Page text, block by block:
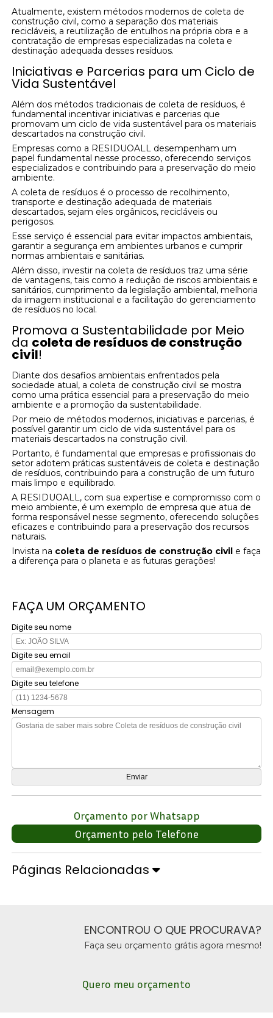
Atualmente, existem métodos modernos de coleta de
construção civil, como a separação dos materiais
recicláveis, a reutilização de entulhos na própria obra e a
contratação de empresas especializadas na coleta e
destinação adequada desses resíduos.
Iniciativas e Parcerias para um Ciclo de
Vida Sustentável
Além dos métodos tradicionais de coleta de resíduos, é
fundamental incentivar iniciativas e parcerias que
promovam um ciclo de vida sustentável para os materiais
descartados na construção civil.
Empresas como a RESIDUOALL desempenham um
papel fundamental nesse processo, oferecendo serviços
especializados e contribuindo para a preservação do meio
ambiente.
A coleta de resíduos é o processo de recolhimento,
transporte e destinação adequada de materiais
descartados, sejam eles orgânicos, recicláveis ou
perigosos.
Esse serviço é essencial para evitar impactos ambientais,
garantir a segurança em ambientes urbanos e cumprir
normas ambientais e sanitárias.
Além disso, investir na coleta de resíduos traz uma série
de vantagens, tais como a redução de riscos ambientais e
sanitários, cumprimento da legislação ambiental, melhoria
da imagem institucional e a facilitação do gerenciamento
de resíduos no local.
Promova a Sustentabilidade por Meio
da coleta de resíduos de construção
civil!
Diante dos desafios ambientais enfrentados pela
sociedade atual, a coleta de construção civil se mostra
como uma prática essencial para a preservação do meio
ambiente e a promoção da sustentabilidade.
Por meio de métodos modernos, iniciativas e parcerias, é
possível garantir um ciclo de vida sustentável para os
materiais descartados na construção civil.
Portanto, é fundamental que empresas e profissionais do
setor adotem práticas sustentáveis de coleta e destinação
de resíduos, contribuindo para a construção de um futuro
mais limpo e equilibrado.
A RESIDUOALL, com sua expertise e compromisso com o
meio ambiente, é um exemplo de empresa que atua de
forma responsável nesse segmento, oferecendo soluções
eficazes e contribuindo para a preservação dos recursos
naturais.
Invista na coleta de resíduos de construção civil e faça
a diferença para o planeta e as futuras gerações!
FAÇA UM ORÇAMENTO
Digite seu nome
Digite seu email
Digite seu telefone
Mensagem
Orçamento por Whatsapp
Orçamento pelo Telefone
Páginas Relacionadas
ENCONTROU O QUE PROCURAVA?
Faça seu orçamento grátis agora mesmo!
Quero meu orçamento